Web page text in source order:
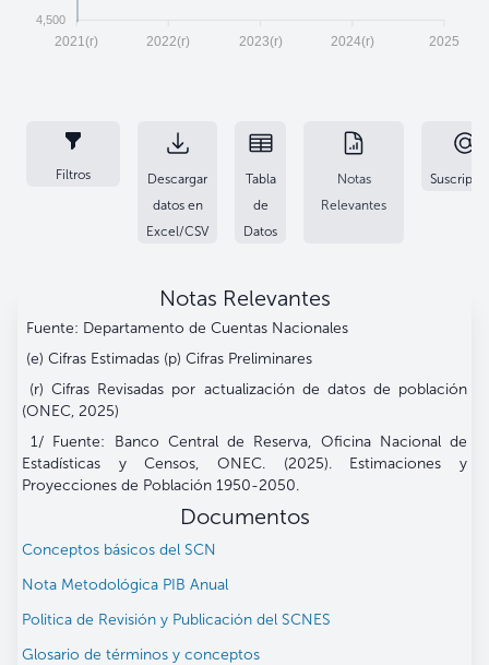
2021(r) 2022(r) 2023(r) 2024(r) 2025
4,500
Filtros
Descargar
datos en
Excel/CSV
Tabla
de
Datos
Notas
Relevantes
Notas Relevantes
Fuente: Departamento de Cuentas Nacionales
(e) Cifras Estimadas (p) Cifras Preliminares
(r) Cifras Revisadas por actualización de datos de población
(ONEC, 2025)
1/ Fuente: Banco Central de Reserva, Oficina Nacional de
Estadísticas y Censos, ONEC. (2025). Estimaciones y
Proyecciones de Población 1950-2050.
Documentos
Conceptos básicos del SCN
Nota Metodológica PIB Anual
Politica de Revisión y Publicación del SCNES
Glosario de términos y conceptos